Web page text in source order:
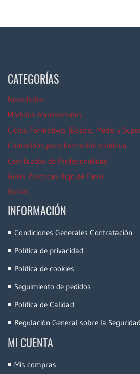
CATEGORÍAS
Novedades
Módulos transversales
Ciclos Formativos (Básico, Medio y
Contenidos para formación continua
Certificados de Profesionalidad
Guías Prácticas Rojo de Fassi
Outlet
INFORMACIÓN
Condiciones Generales Contratación
Política de privacidad
Política de cookies
Seguimiento de pedidos
Política de Calidad
Regulación General sobre la
MI CUENTA
Mis compras